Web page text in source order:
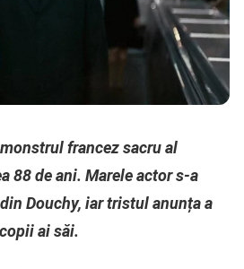
francez sacru al
88 de ani. Marele actor s-a
Douchy, iar tristul anunța a
ai săi.